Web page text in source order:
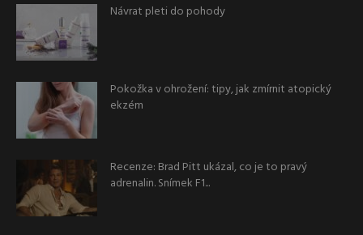
Návrat pleti do pohody
Pokožka v ohrožení: tipy, jak zmírnit atopický
ekzém
Recenze: Brad Pitt ukázal, co je to pravý
adrenalin. Snímek F1...